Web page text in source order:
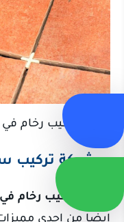
شركة تركيب رخام في
شركة تركيب
شركة تركيب رخام
ايضا من احدى